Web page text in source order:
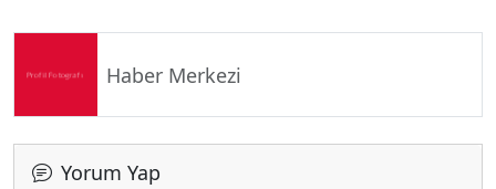
Haber Merkezi
Yorum Yap